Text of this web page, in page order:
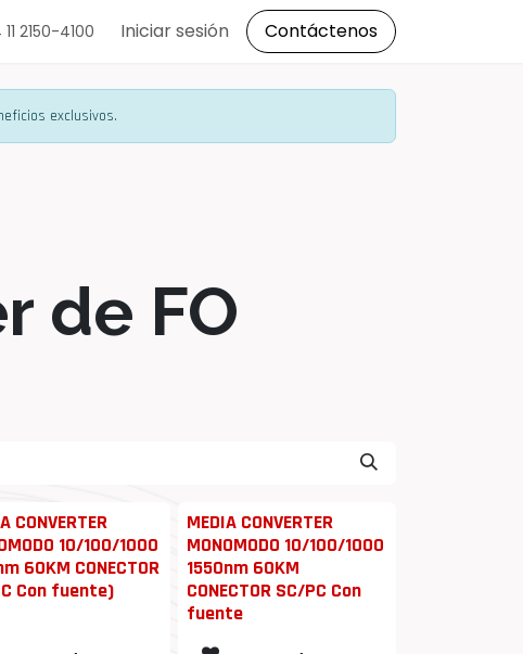
2150-4100 Iniciar sesión Contáctenos
exclusivos.
de FO
CONVERTER
10/100/1000
60KM CONECTOR
Con fuente)
MEDIA CONVERTER
MONOMODO 10/100/1000
1550nm 60KM
CONECTOR SC/PC Con
fuente